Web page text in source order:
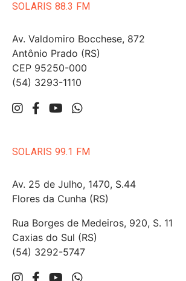
SOLARIS 88.3 FM
Av. Valdomiro Bocchese, 872
Antônio Prado (RS)
CEP 95250-000
(54) 3293-1110
SOLARIS 99.1 FM
Av. 25 de Julho, 1470, S.44
Flores da Cunha (RS)
Rua Borges de Medeiros, 920, S. 11
Caxias do Sul (RS)
(54) 3292-5747